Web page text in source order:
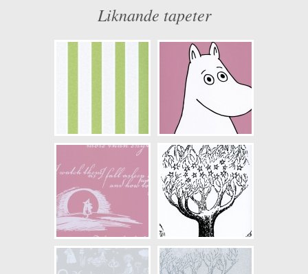
Längd x Bredd: 11,20 x 0,53
NCS Bottenkulör: S1030-G50Y
Mönster: Människor, Text, Barn
Struktur: Slät
Cirkapris: 699,00 kr
(Kontakta din färghandlare för
exakt pris.)
Liknande tapeter